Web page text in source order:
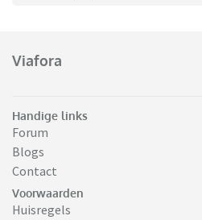
Viafora
Handige links
Forum
Blogs
Contact
Voorwaarden
Huisregels